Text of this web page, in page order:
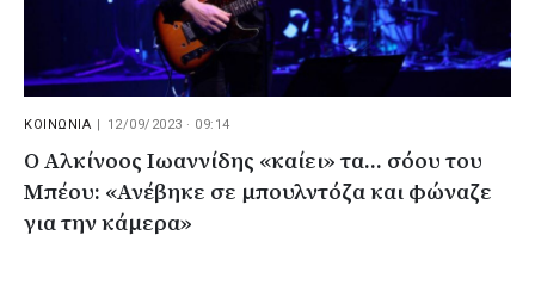
ΚΟΙΝΩΝΙΑ 12/09/2023 · 09:14
Ο Αλκίνοος Ιωαννίδης «καίει» τα... σόου του
Μπέου: «Ανέβηκε σε μπουλντόζα και φώναζε
για την κάμερα»